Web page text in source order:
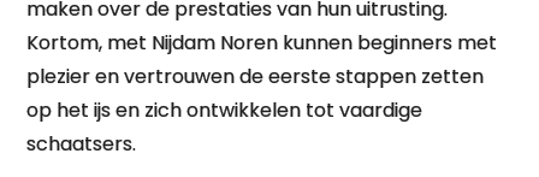
maken over de prestaties van hun uitrusting.
Kortom, met Nijdam Noren kunnen beginners met
plezier en vertrouwen de eerste stappen zetten
op het ijs en zich ontwikkelen tot vaardige
schaatsers.